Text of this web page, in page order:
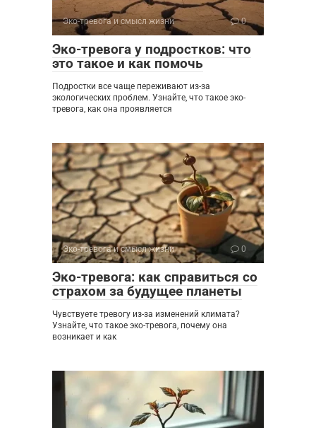
Эко-тревога и смысл жизни 0
Эко-тревога у подростков: что
это такое и как помочь
Подростки все чаще переживают из-за
экологических проблем. Узнайте, что такое эко-
тревога, как она проявляется
Эко-тревога и смысл жизни 0
Эко-тревога: как справиться со
страхом за будущее планеты
Чувствуете тревогу из-за изменений климата?
Узнайте, что такое эко-тревога, почему она
возникает и как